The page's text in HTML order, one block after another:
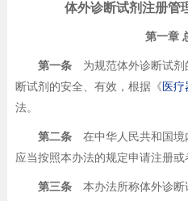
体外诊断试剂注册管
第一章
第一条为规范体外诊断试剂
断试剂的安全、有效，根据《 医
法。
第二条在中华人民共和国境
应当按照本办法的规定申请注册或
第三条本办法所称体外诊断